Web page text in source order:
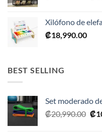
era:
Xilófono de
₡18,990.00
BEST SELLING
Set moderado
₡20,990.00 El
₡